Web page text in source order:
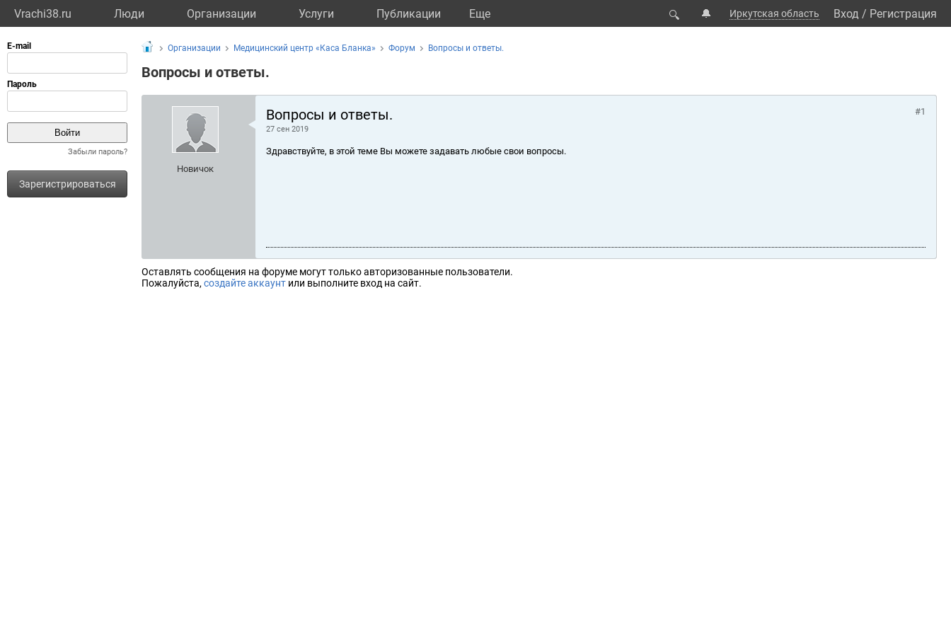
Vrachi38.ru Люди Организации Услуги Публикации Eще 🔍 🔔 Иркутская область Вход / Регистрация
Забыли пароль?
Зарегистрироваться
Организации Медицинский центр «Каса Бланка» Форум Вопросы и ответы.
Вопросы и ответы.
Новичок
Вопросы и ответы.
27 сен 2019
#1
Здравствуйте, в этой теме Вы можете задавать любые свои вопросы.
Оставлять сообщения на форуме могут только авторизованные пользователи.
Пожалуйста, создайте аккаунт или выполните вход на сайт.